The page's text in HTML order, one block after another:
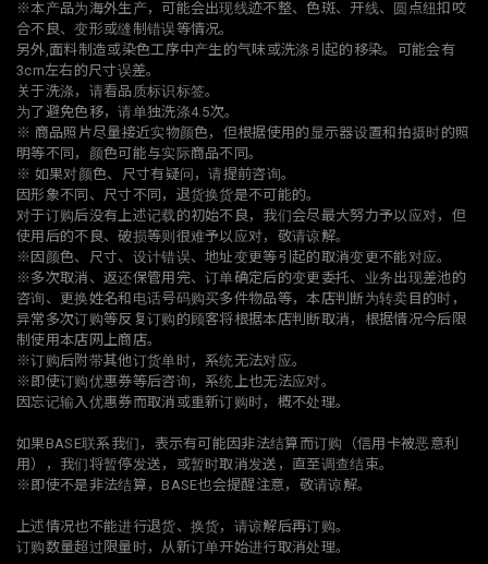
※本产品为海外生产，可能会出现线迹不整、色斑、开线、圆点纽扣咬
合不良、变形或缝制错误等情况。
另外,面料制造或染色工序中产生的气味或洗涤引起的移染。可能会有
3cm左右的尺寸误差。
关于洗涤，请看品质标识标签。
为了避免色移，请单独洗涤4.5次。
※ 商品照片尽量接近实物颜色，但根据使用的显示器设置和拍摄时的照
明等不同，颜色可能与实际商品不同。
※ 如果对颜色、尺寸有疑问，请提前咨询。
因形象不同、尺寸不同，退货换货是不可能的。
对于订购后没有上述记载的初始不良，我们会尽最大努力予以应对，但
使用后的不良、破损等则很难予以应对，敬请谅解。
※因颜色、尺寸、设计错误、地址变更等引起的取消变更不能对应。
※多次取消、返还保管用完、订单确定后的变更委托、业务出现差池的
咨询、更换姓名和电话号码购买多件物品等，本店判断为转卖目的时，
异常多次订购等反复订购的顾客将根据本店判断取消，根据情况今后限
制使用本店网上商店。
※订购后附带其他订货单时，系统无法对应。
※即使订购优惠券等后咨询，系统上也无法应对。
因忘记输入优惠券而取消或重新订购时，概不处理。
如果BASE联系我们，表示有可能因非法结算而订购（信用卡被恶意利
用），我们将暂停发送，或暂时取消发送，直至调查结束。
※即使不是非法结算，BASE也会提醒注意，敬请谅解。
上述情况也不能进行退货、换货，请谅解后再订购。
订购数量超过限量时，从新订单开始进行取消处理。